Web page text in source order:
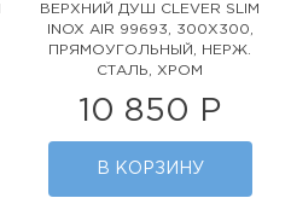
ВЕРХНИЙ ДУШ CLEVER SLIM
INOX AIR 99693, 300Х300,
ПРЯМОУГОЛЬНЫЙ, НЕРЖ.
СТАЛЬ, ХРОМ
10 850 Р
В КОРЗИНУ